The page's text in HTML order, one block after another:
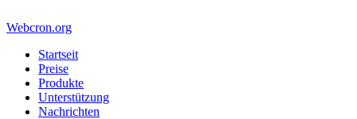
Webcron.org
Startseit
Preise
Produkte
Unterstützung
Nachrichten